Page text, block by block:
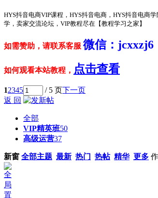
HYS抖音电商VIP课程，HYS抖音电商，HYS抖音电商
学，卖家交流论坛，VIP教程尽在【教程学习之家】
如需赞助，请联系客服 微信：jcxxzj6
如何观看本站教程， 点击查看
12345 / 5 页下一页
返 回
全部
VIP精英班50
高级运营37
新窗 全部主题 最新 热门 热帖 精华 更多